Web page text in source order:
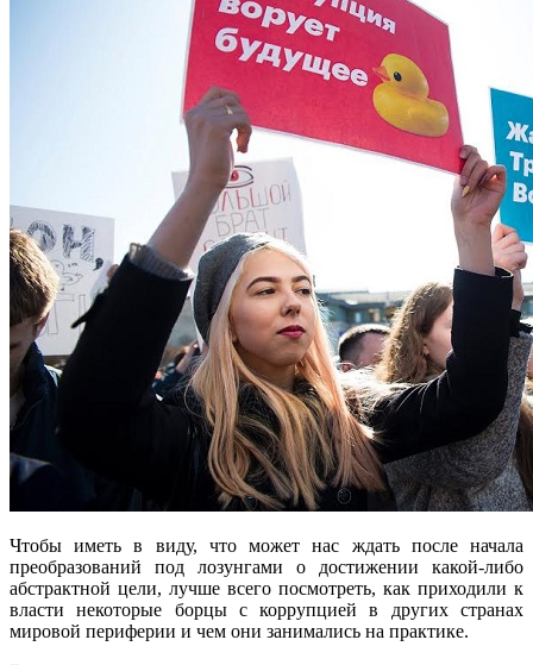
Чтобы иметь в виду, что может нас ждать после начала
преобразований под лозунгами о достижении какой-либо
абстрактной цели, лучше всего посмотреть, как приходили к
власти некоторые борцы с коррупцией в других странах
мировой периферии и чем они занимались на практике.